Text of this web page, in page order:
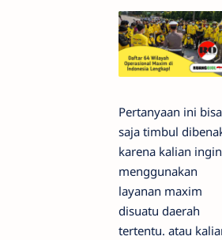
Pertanyaan ini bisa
saja timbul
karena kalian ingin
menggunakan
layanan maxim
disuatu daerah
tertentu. atau